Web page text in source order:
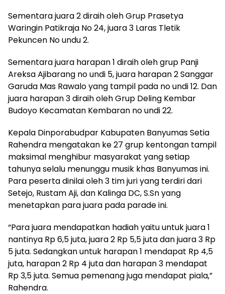
Sementara juara 2 diraih oleh Grup Prasetya
Waringin Patikraja No 24, juara 3 Laras Tletik
Pekuncen No undu 2.
Sementara juara harapan 1 diraih oleh grup Panji
Areksa Ajibarang no undi 5, juara harapan 2 Sanggar
Garuda Mas Rawalo yang tampil pada no undi 12. Dan
juara harapan 3 diraih oleh Grup Deling Kembar
Budoyo Kecamatan Kembaran no undi 22.
Kepala Dinporabudpar Kabupaten Banyumas Setia
Rahendra mengatakan ke 27 grup kentongan tampil
maksimal menghibur masyarakat yang setiap
tahunya selalu menunggu musik khas Banyumas ini.
Para peserta dinilai oleh 3 tim juri yang terdiri dari
Setejo, Rustam Aji, dan Kalinga DC, S.Sn yang
menetapkan para juara pada parade ini.
“Para juara mendapatkan hadiah yaitu untuk juara 1
nantinya Rp 6,5 juta, juara 2 Rp 5,5 juta dan juara 3 Rp
5 juta. Sedangkan untuk harapan 1 mendapat Rp 4,5
juta, harapan 2 Rp 4 juta dan harapan 3 mendapat
Rp 3,5 juta. Semua pemenang juga mendapat piala,”
Rahendra.